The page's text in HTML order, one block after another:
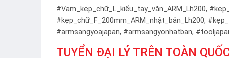
#Vam_kẹp_chữ_L_kiểu_tay_vặn_ARM_Lh200,
#kẹp_chữ_F_200mm_ARM_nhật_bản_Lh200,
#armsangyoajapan, #armsangyonhatban,
TUYỂN ĐẠI LÝ TRÊN TOÀN